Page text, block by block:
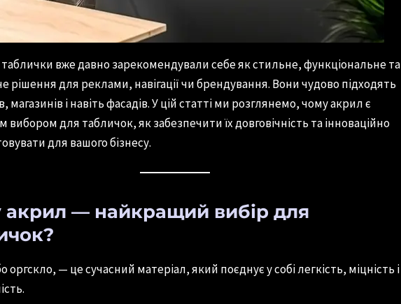
вже давно зарекомендували себе як стильне, функціональне та
рішення для реклами, навігації чи брендування. Вони чудово підходять
магазинів і навіть фасадів. У цій статті ми розглянемо, чому акрил є
вибором для табличок, як забезпечити їх довговічність та інноваційно
для вашого бізнесу.
— найкращий вибір для
оргскло, — це сучасний матеріал, який поєднує у собі легкість, міцність і